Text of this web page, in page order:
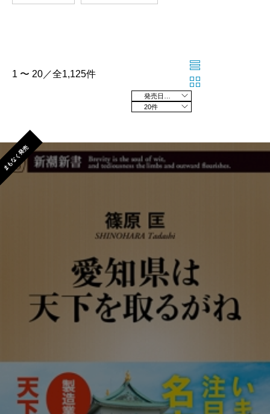
1 〜 20／全1,125件
20件
まもなく発売